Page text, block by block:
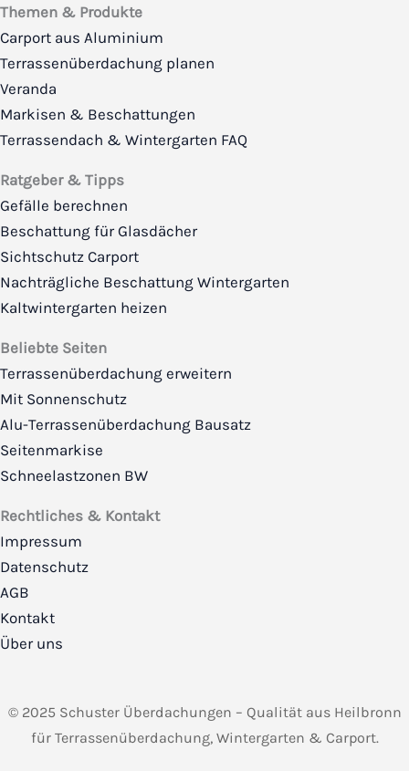
Themen & Produkte
Carport aus Aluminium
Terrassenüberdachung planen
Veranda
Markisen & Beschattungen
Terrassendach & Wintergarten FAQ
Ratgeber & Tipps
Gefälle berechnen
Beschattung für Glasdächer
Sichtschutz Carport
Nachträgliche Beschattung Wintergarten
Kaltwintergarten heizen
Beliebte Seiten
Terrassenüberdachung erweitern
Mit Sonnenschutz
Alu-Terrassenüberdachung Bausatz
Seitenmarkise
Schneelastzonen BW
Rechtliches & Kontakt
Impressum
Datenschutz
AGB
Kontakt
Über uns
© 2025 Schuster Überdachungen – Qualität aus Heilbronn
für Terrassenüberdachung, Wintergarten & Carport.